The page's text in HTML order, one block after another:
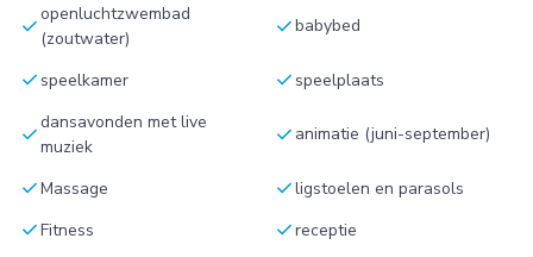
checkopenluchtzwembad
(zoutwater)
checkbabybed
check speelkamer check speelplaats
checkdansavonden met live
muziek
check animatie (juni-september)
checkMassage checkligstoelen en parasols
checkFitness checkreceptie